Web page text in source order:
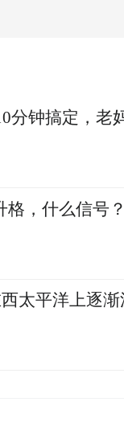
举投票日，
选举和立法
，意思是三方
分钟搞定，老
格，什么信号？
太平洋上逐渐